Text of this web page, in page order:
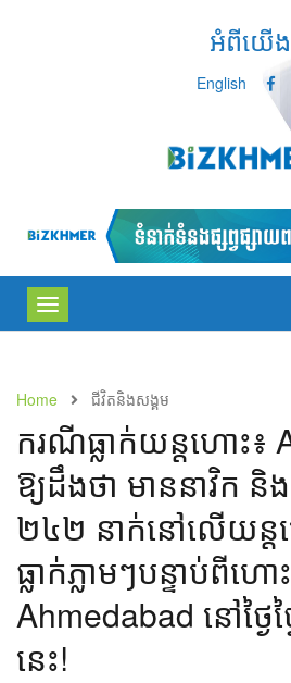
អំពីយើង
English
Toggle
navigation
Home ជីវិតនិងសង្គម
ករណីធ្លាក់យន្តហោះ៖
ឱ្យដឹងថា មាននាវិក និ
២៤២ នាក់នៅលើយន្ត
ធ្លាក់ភ្លាមៗបន្ទាប់ពីហ
Ahmedabad នៅថ្ងៃ
នេះ!​